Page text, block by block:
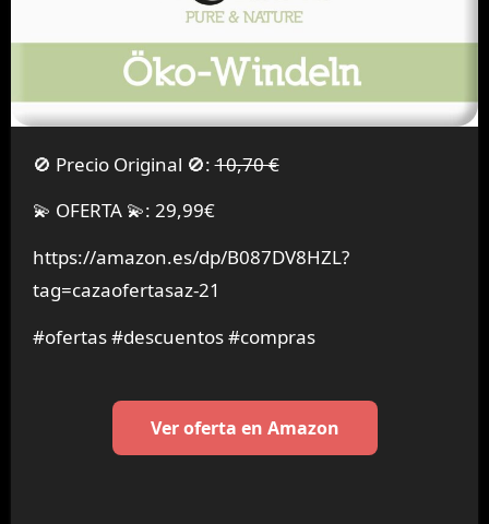
🚫 Precio Original 🚫:10,70 €
💫 OFERTA 💫: 29,99€
https://amazon.es/dp/B087DV8HZL?
tag=cazaofertasaz-21
#ofertas #descuentos #compras
Ver oferta en Amazon